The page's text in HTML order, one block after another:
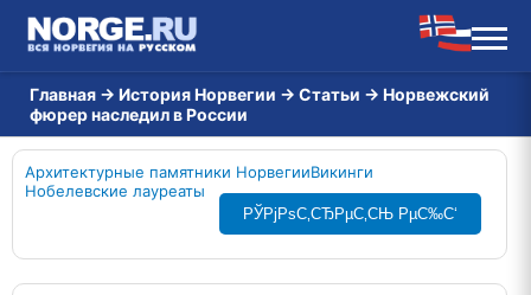
Главная → История Норвегии → Статьи → Норвежский
фюрер наследил в России
Архитектурные памятники НорвегииВикинги
Нобелевские лауреаты
РЎРјРѕС‚СЂРµС‚СЊ РµС‰С‘